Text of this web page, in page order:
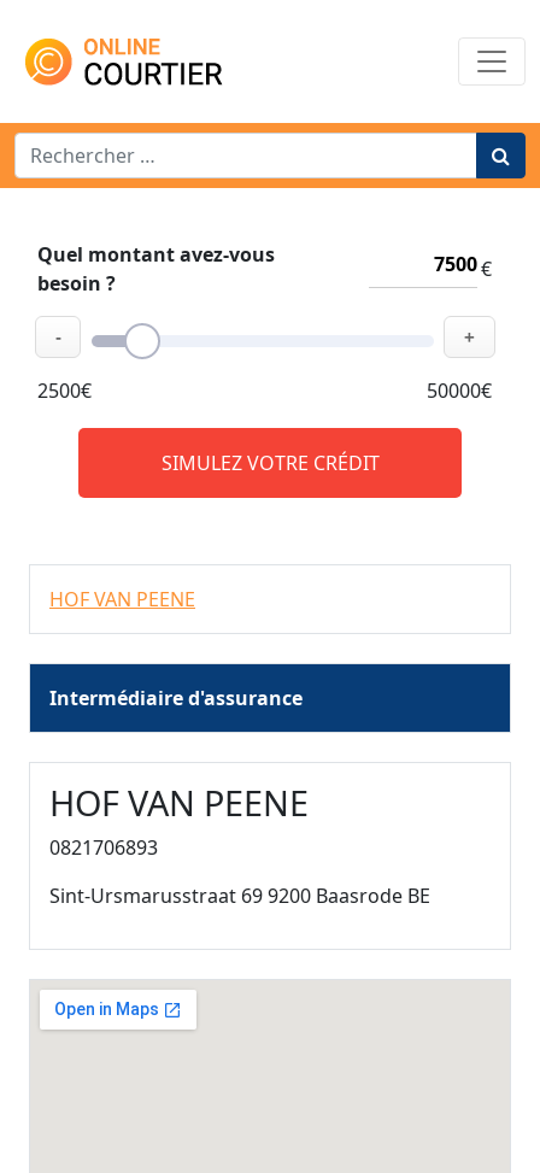
Main Navigation
Search for:
Quel montant avez-vous
besoin ?
€
- +
2500€ 50000€
SIMULEZ VOTRE CRÉDIT
HOF VAN PEENE
Intermédiaire d'assurance
HOF VAN PEENE
0821706893
Sint-Ursmarusstraat 69 9200 Baasrode BE